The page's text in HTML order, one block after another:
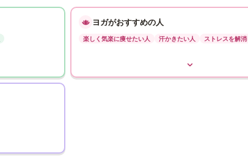
ヨガがおすすめの人
楽しく気楽に痩せたい人 汗かきたい人 ストレスを解消